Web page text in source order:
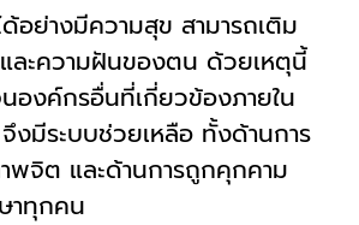
อย่างมีความสุข สามารถเติม
ละความฝันของตน ด้วยเหตุนี้
งค์กรอื่นที่เกี่ยวข้องภายใน
งมีระบบช่วยเหลือ ทั้งด้านการ
พจิต และด้านการถูกคุกคาม
าทุกคน